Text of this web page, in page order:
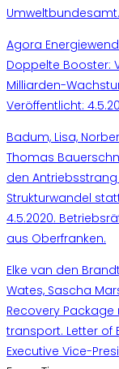
Umweltbundesamt.
Agora
Doppelte Booster:
Milliarden-
Veröffentlicht:
Badum, Lisa,
Thomas
den
Strukturwandel
4.5.2020.
aus Oberfranken.
Elke van den
Wates, Sascha
Recovery
transport. Letter of
Executive Vice-